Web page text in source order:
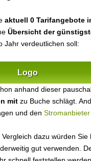
aktuell 0 Tarifangebote
Übersicht der
Jahr verdeutlichen soll:
Logo
anhand dieser
mit zu Buche schlägt.
und den
Vergleich dazu würden
gut verwenden.